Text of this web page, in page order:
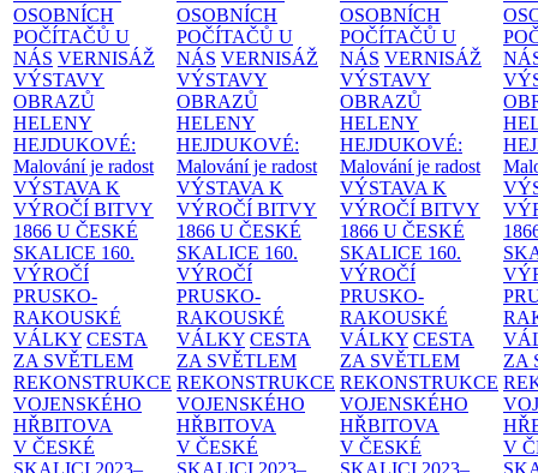
OSOBNÍCH
POČÍTAČŮ U
NÁS VERNISÁŽ
VÝSTAVY
OBRAZŮ
HELENY
HEJDUKOVÉ:
Malování je radost
VÝSTAVA K
VÝROČÍ BITVY
1866 U ČESKÉ
SKALICE 160.
VÝROČÍ
PRUSKO-
RAKOUSKÉ
VÁLKY CESTA
ZA SVĚTLEM
REKONSTRUKCE
VOJENSKÉHO
HŘBITOVA
V ČESKÉ
OSOBNÍCH
POČÍTAČŮ U
NÁS VERNISÁŽ
VÝSTAVY
OBRAZŮ
HELENY
HEJDUKOVÉ:
Malování je radost
VÝSTAVA K
VÝROČÍ BITVY
1866 U ČESKÉ
SKALICE 160.
VÝROČÍ
PRUSKO-
RAKOUSKÉ
VÁLKY CESTA
ZA SVĚTLEM
REKONSTRUKCE
VOJENSKÉHO
HŘBITOVA
V ČESKÉ
OSOBNÍCH
POČÍTAČŮ U
NÁS VERNISÁŽ
VÝSTAVY
OBRAZŮ
HELENY
HEJDUKOVÉ:
Malování je radost
VÝSTAVA K
VÝROČÍ BITVY
1866 U ČESKÉ
SKALICE 160.
VÝROČÍ
PRUSKO-
RAKOUSKÉ
VÁLKY CESTA
ZA SVĚTLEM
REKONSTRUKCE
VOJENSKÉHO
HŘBITOVA
V ČESKÉ
ZA
V